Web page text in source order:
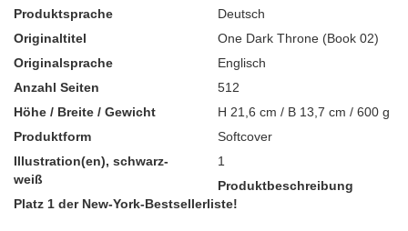
Produktsprache
Deutsch
Originaltitel
One Dark Throne (Book 02)
Originalsprache
Englisch
Anzahl Seiten
512
Höhe / Breite / Gewicht
H 21,6 cm / B 13,7 cm / 600 g
Produktform
Softcover
Illustration(en), schwarz-
weiß
1
Produktbeschreibung
Platz 1 der New-York-Bestsellerliste!